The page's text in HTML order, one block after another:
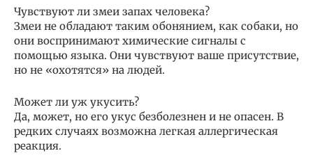
Чувствуют ли змеи запах человека?
Змеи не обладают таким обонянием, как собаки, но
они воспринимают химические сигналы с
помощью языка. Они чувствуют ваше присутствие,
но не «охотятся» на людей.
Может ли уж укусить?
Да, может, но его укус безболезнен и не опасен. В
редких случаях возможна легкая аллергическая
реакция.